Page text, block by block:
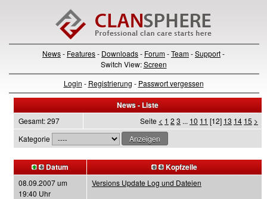
News- Features- Downloads- Forum-Team-Support-
Switch View:Screen
Login - Registrierung - Passwort vergessen
News - Liste
Gesamt: 297 Seite < 1 2 3 ... 10 11 [12] 13 14 15 >
Kategorie
Datum Kopfzeile
08.09.2007 um
19:40 Uhr
Versions Update Log und Dateien